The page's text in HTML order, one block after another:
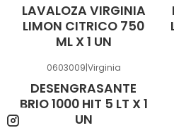
LAVALOZA VIRGINIA
LIMON CITRICO 750
ML X 1 UN
0603009|Virginia
DESENGRASANTE
BRIO 1000 HIT 5 LT X 1
UN